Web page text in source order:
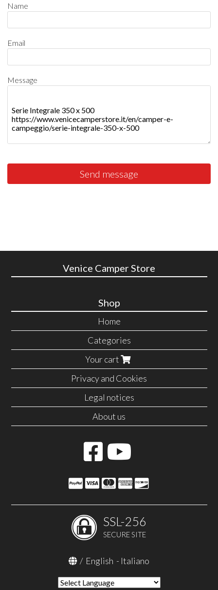
Name
Email
Message
Send message
Venice Camper Store
Shop
Home
Categories
Your cart
Privacy and Cookies
Legal notices
About us
SSL-256
SECURE SITE
/ English - Italiano